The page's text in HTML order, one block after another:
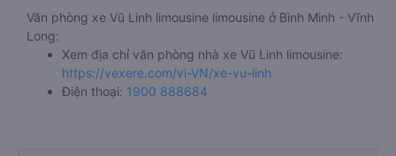
Văn phòng xe Vũ Linh limousine limousine ở Bình Minh - Vĩnh
Long:
Xem địa chỉ văn phòng nhà xe Vũ Linh limousine:
https://vexere.com/vi-VN/xe-vu-linh
Điện thoại: 1900 888684